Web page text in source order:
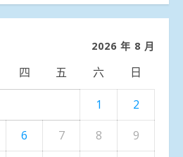
2026 年 8 月
四 五 六 日
1
2
6 7 8
9